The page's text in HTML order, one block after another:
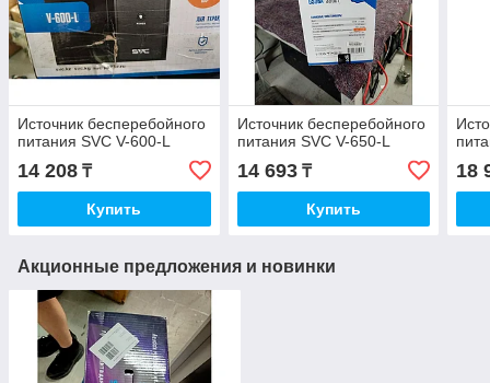
Источник бесперебойного
питания SVC V-600-L
14 208 ₸
Купить
Источник бесперебойного
питания SVC V-650-L
14 693₸
Купить
18
Акционные предложения и новинки